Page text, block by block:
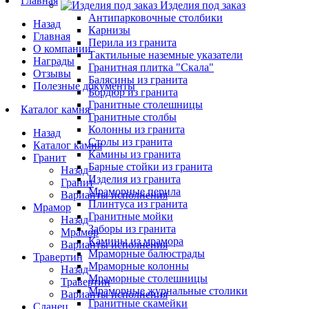
Изделия под заказ
Антипарковочные столбики
Карнизы
Перила из гранита
Тактильные наземные указатели
Гранитная плитка "Скала"
Балясины из гранита
Бордюр из гранита
Гранитные столешницы
Гранитные столбы
Колонны из гранита
Столы из гранита
Камины из гранита
Барные стойки из гранита
Изделия из гранита
Мраморные перила
Плинтуса из гранита
Гранитные мойки
Заборы из гранита
Камины из мрамора
Мраморные балюстрады
Мраморные колонны
Мраморные столешницы
Мраморные журнальные столики
Гранитные скамейки
Назад
Главная
О компании
Награды
Отзывы
Полезные документы
Каталог камня
Назад
Каталог камня
Гранит
Назад
Гранит
Варианты исполнения
Мрамор
Назад
Мрамор
Варианты исполнения
Травертин
Назад
Травертин
Варианты исполнения
Сланец